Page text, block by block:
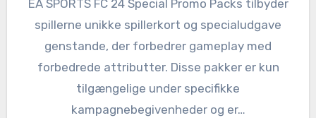
EA SPORTS FC 24 Special Promo Packs tilbyder
spillerne unikke spillerkort og specialudgave
genstande, der forbedrer gameplay med
forbedrede attributter. Disse pakker er kun
tilgængelige under specifikke
kampagnebegivenheder og er…